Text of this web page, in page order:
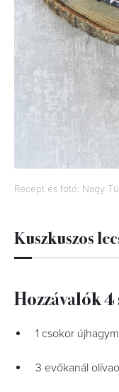
Recept és fotó: Nagy
Kuszkuszos
Hozzávalók 4
1 csokor
3 evőkanál